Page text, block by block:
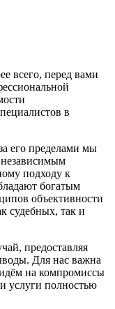
всего, перед вами
в
его пределами мы
независимым
подходу к
богатым
объективности
судебных, так и
предоставляя
Для нас важна
на компромиссы
услуги полностью